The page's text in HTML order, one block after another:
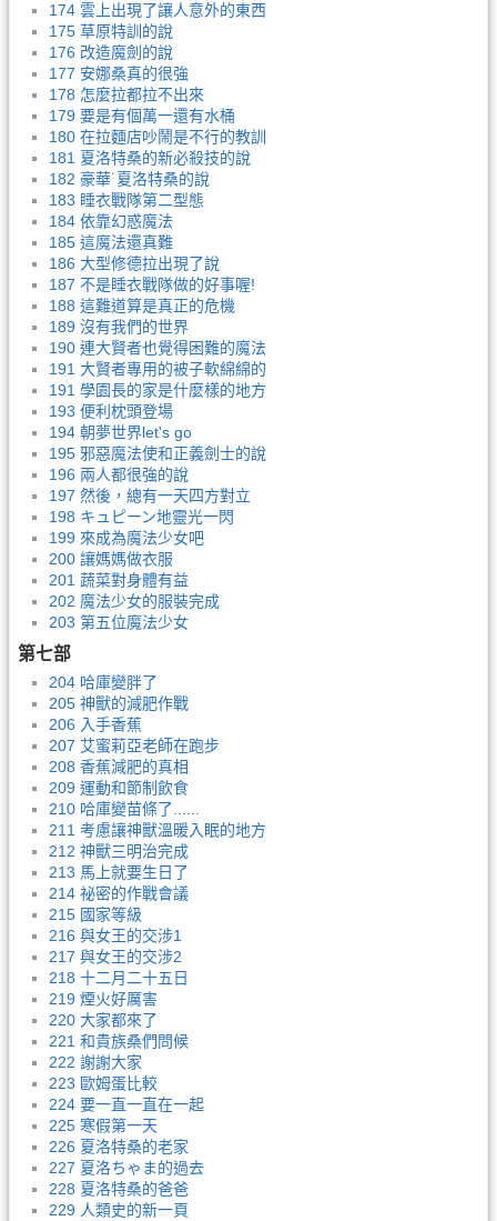
174 雲上出現了讓人意外的東西
175 草原特訓的說
176 改造魔劍的說
177 安娜桑真的很強
178 怎麼拉都拉不出來
179 要是有個萬一還有水桶
180 在拉麵店吵鬧是不行的教訓
181 夏洛特桑的新必殺技的說
182 豪華˙夏洛特桑的說
183 睡衣戰隊第二型態
184 依靠幻惑魔法
185 這魔法還真難
186 大型修德拉出現了說
187 不是睡衣戰隊做的好事喔!
188 這難道算是真正的危機
189 沒有我們的世界
190 連大賢者也覺得困難的魔法
191 大賢者專用的被子軟綿綿的
191 學園長的家是什麼樣的地方
193 便利枕頭登場
194 朝夢世界let's go
195 邪惡魔法使和正義劍士的說
196 兩人都很強的說
197 然後，總有一天四方對立
198 キュピーン地靈光一閃
199 來成為魔法少女吧
200 讓媽媽做衣服
201 蔬菜對身體有益
202 魔法少女的服裝完成
203 第五位魔法少女
第七部
204 哈庫變胖了
205 神獸的減肥作戰
206 入手香蕉
207 艾蜜莉亞老師在跑步
208 香蕉減肥的真相
209 運動和節制飲食
210 哈庫變苗條了......
211 考慮讓神獸溫暖入眠的地方
212 神獸三明治完成
213 馬上就要生日了
214 祕密的作戰會議
215 國家等級
216 與女王的交涉1
217 與女王的交涉2
218 十二月二十五日
219 煙火好厲害
220 大家都來了
221 和貴族桑們問候
222 謝謝大家
223 歐姆蛋比較
224 要一直一直在一起
225 寒假第一天
226 夏洛特桑的老家
227 夏洛ちゃま的過去
228 夏洛特桑的爸爸
229 人類史的新一頁